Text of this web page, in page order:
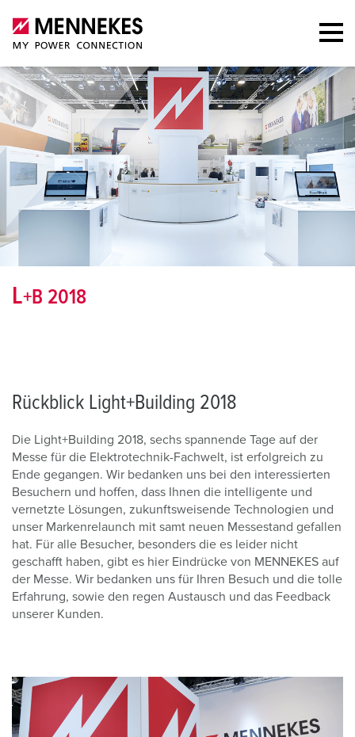
L+B 2018
Rückblick Light+Building 2018
Die Light+Building 2018, sechs spannende Tage auf der
Messe für die Elektrotechnik-Fachwelt, ist erfolgreich zu
Ende gegangen. Wir bedanken uns bei den interessierten
Besuchern und hoffen, dass Ihnen die intelligente und
vernetzte Lösungen, zukunftsweisende Technologien und
unser Markenrelaunch mit samt neuen Messestand gefallen
hat. Für alle Besucher, besonders die es leider nicht
geschafft haben, gibt es hier Eindrücke von MENNEKES auf
der Messe. Wir bedanken uns für Ihren Besuch und die tolle
Erfahrung, sowie den regen Austausch und das Feedback
unserer Kunden.